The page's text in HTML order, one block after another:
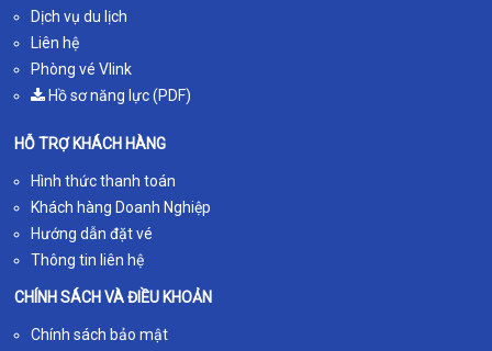
Dịch vụ du lịch
Liên hệ
Phòng vé Vlink
Hồ sơ năng lực (PDF)
HỖ TRỢ KHÁCH HÀNG
Hình thức thanh toán
Khách hàng Doanh Nghiệp
Hướng dẫn đặt vé
Thông tin liên hệ
CHÍNH SÁCH VÀ ĐIỀU KHOẢN
Chính sách bảo mật